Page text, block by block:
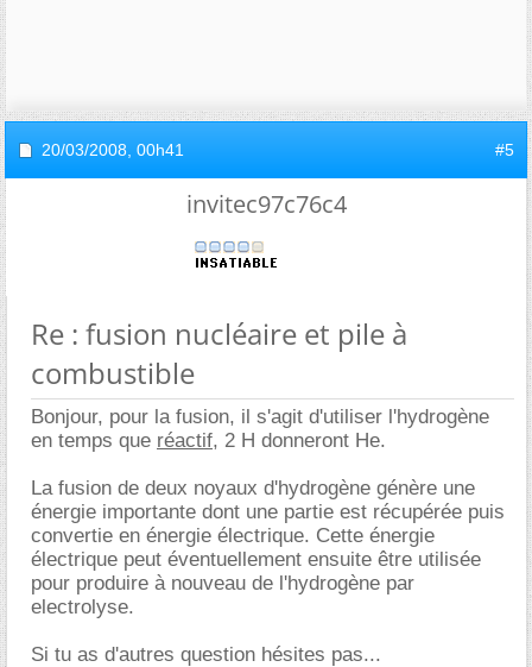
20/03/2008, 00h41 #5
invitec97c76c4
Re : fusion nucléaire et pile à
combustible
Bonjour, pour la fusion, il s'agit d'utiliser l'hydrogène
en temps que réactif, 2 H donneront He.
La fusion de deux noyaux d'hydrogène génère une
énergie importante dont une partie est récupérée puis
convertie en énergie électrique. Cette énergie
électrique peut éventuellement ensuite être utilisée
pour produire à nouveau de l'hydrogène par
electrolyse.
Si tu as d'autres question hésites pas...